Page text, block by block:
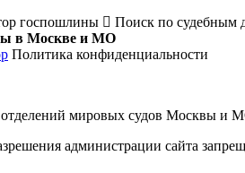
госпошлины Поиск по судебным
в Москве и МО
Политика конфиденциальности
мировых судов Москвы и
администрации сайта